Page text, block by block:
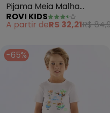
Pijama Meia Malha
(Bege)
ROVI KIDS
A partir deR$ 32,21R$
-65%